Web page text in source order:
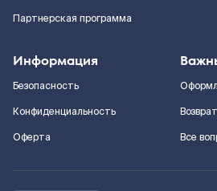
Партнерская программа
Информация
Безопасность
Конфиденциальность
Оферта
Все